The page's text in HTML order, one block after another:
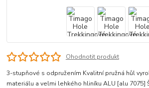
Ohodnotit produkt
3-stupňové s odpružením Kvalitní pružná hůl
materiálu a velmi lehkého hliníku ALU [alu 7075]